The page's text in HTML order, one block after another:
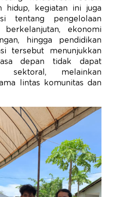
hidup, kegiatan ini juga
tentang pengelolaan
ekonomi
hingga pendidikan
tersebut menunjukkan
depan tidak dapat
sektoral, melainkan
lintas komunitas dan